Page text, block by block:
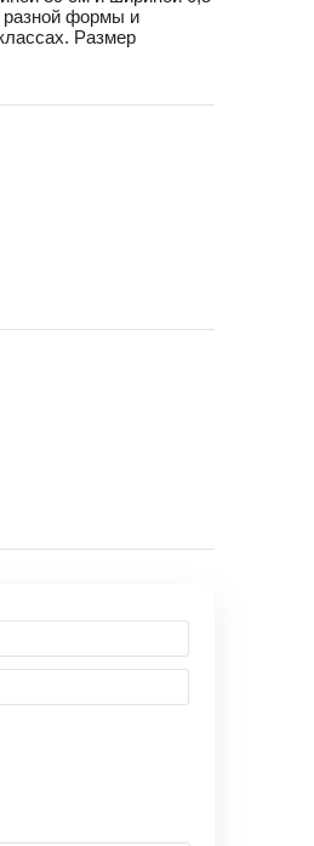
разной формы и
Размер